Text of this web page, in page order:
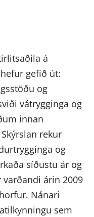
á
gefið út:
og
vátrygginga og
innan
rekur
og
síðustu ár og
árin 2009
Nánari
sem